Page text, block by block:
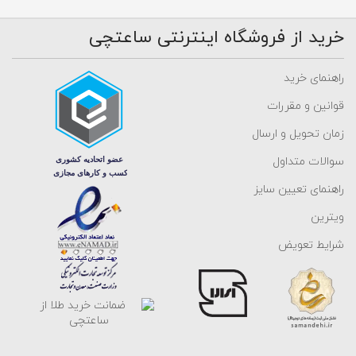
کالکشن کاملی از این برند ها طراحی و به دوستداران آنها و سخت پسندان
طلا عرضه کرده ایم. همچنین طراحی های خاص و منحصر به فرد برند
ساعتچی از جمله انگشتر طرح شعر، انگشتر طرح چشم و نظر، انگشتر
گوارسه، انگشتر مدل کراسان، انگشتر نیمانی و... در قالب انگشتر های زنانه
و انگشتر های دخترانه در طیف گسترده ای از وزن های گوناگون برای
راحتی در انتخاب شما تهیه شده اند.
قبل از خرید انگشتر طلا باید هدف خود را از خرید آن مشخص کنید، زیرا
انگشترها انواع مختلفی داشته که هر کدام برای فرد یا مناسبت خاصی
طراحی شده اند. در این قسمت چند مدل انگشتر طلا زنانه و کاربرد آن را
بیان می کنیم:
1- انگشتر طلا نگین دار معروف به انگشتر طلا
نشان یا نامزدی
انگشتر نگین دار طلا
، معمولا یا یک نگین بزرگ دارد یا از چندین نگین
خرید از فروشگاه اینترنتی ساعتچی
راهنمای خرید
قوانین و مقررات
زمان تحویل و ارسال
سوالات متداول
راهنمای تعیین سایز
ویترین
شرایط تعویض